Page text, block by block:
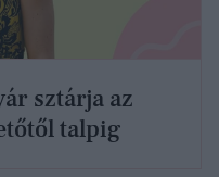
sztárja az
talpig